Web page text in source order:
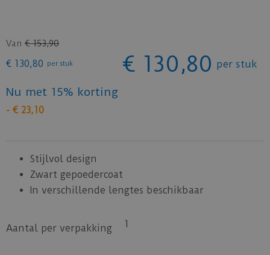
Van € 153,90
€ 130,80 per stuk € 130,80 per stuk
Nu met 15% korting
- € 23,10
Stijlvol design
Zwart gepoedercoat
In verschillende lengtes beschikbaar
Aantal per verpakking 1